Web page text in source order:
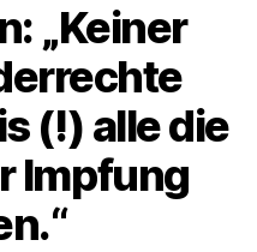
„Keiner
(!) alle die
Impfung